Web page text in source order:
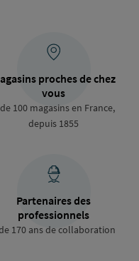
proches de chez
vous
100 magasins en France,
depuis 1855
Partenaires des
professionnels
170 ans de collaboration